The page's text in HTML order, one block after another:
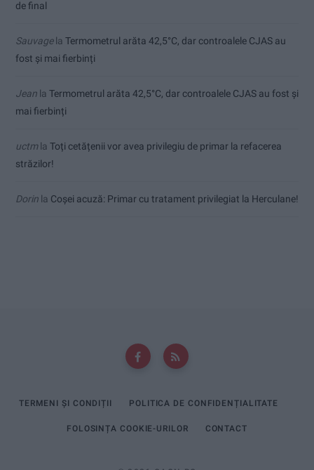
de final
Sauvagela Termometrul arăta 42,5°C, dar controalele CJAS au
fost și mai fierbinți
Jean la Termometrul arăta 42,5°C, dar controalele CJAS au fost și
mai fierbinți
uctmla Toți cetățenii vor avea privilegiu de primar la refacerea
străzilor!
Dorin la Coșei acuză: Primar cu tratament privilegiat la Herculane!
TERMENI ȘI CONDIȚII POLITICA DE CONFIDENȚIALITATE
FOLOSINȚA COOKIE-URILOR CONTACT